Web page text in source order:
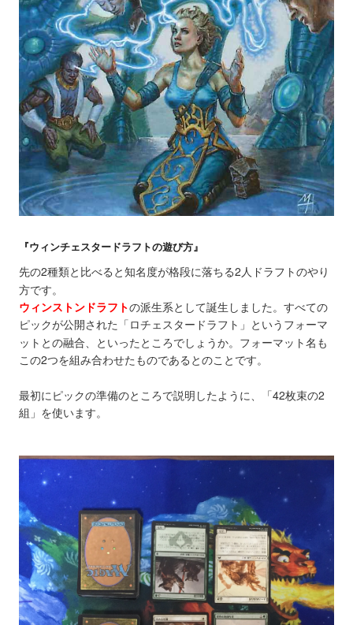
『ウィンチェスタードラフトの遊び方』
先の2種類と比べると知名度が格段に落ちる2人ドラフトのやり
方です。
ウィンストンドラフトの派生系として誕生しました。すべての
ピックが公開された「ロチェスタードラフト」というフォーマ
ットとの融合、といったところでしょうか。フォーマット名も
この2つを組み合わせたものであるとのことです。
最初にピックの準備のところで説明したように、「42枚束の2
組」を使います。